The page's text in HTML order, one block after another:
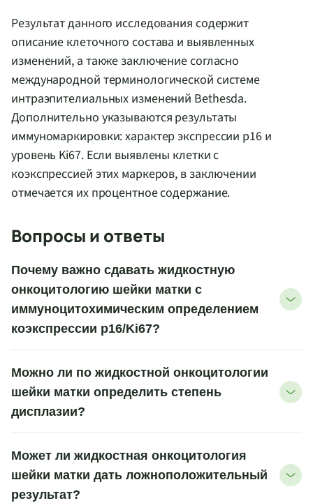
Результат данного исследования содержит
описание клеточного состава и выявленных
изменений, а также заключение согласно
международной терминологической системе
интраэпителиальных изменений Bethesda.
Дополнительно указываются результаты
иммуномаркировки: характер экспрессии p16 и
уровень Ki67. Если выявлены клетки с
коэкспрессией этих маркеров, в заключении
отмечается их процентное содержание.
Вопросы и ответы
Почему важно сдавать жидкостную
онкоцитологию шейки матки с
иммуноцитохимическим определением
коэкспрессии р16/Ki67?
Можно ли по жидкостной онкоцитологии
шейки матки определить степень
дисплазии?
Может ли жидкостная онкоцитология
шейки матки дать ложноположительный
результат?